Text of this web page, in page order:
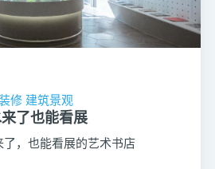
修 建筑景观
了也能看展
，也能看展的艺术书店